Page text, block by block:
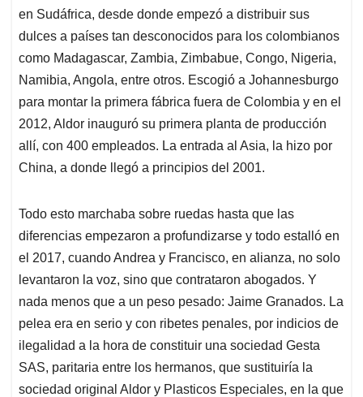
en Sudáfrica, desde donde empezó a distribuir sus
dulces a países tan desconocidos para los colombianos
como Madagascar, Zambia, Zimbabue, Congo, Nigeria,
Namibia, Angola, entre otros. Escogió a Johannesburgo
para montar la primera fábrica fuera de Colombia y en el
2012, Aldor inauguró su primera planta de producción
allí, con 400 empleados. La entrada al Asia, la hizo por
China, a donde llegó a principios del 2001.
Todo esto marchaba sobre ruedas hasta que las
diferencias empezaron a profundizarse y todo estalló en
el 2017, cuando Andrea y Francisco, en alianza, no solo
levantaron la voz, sino que contrataron abogados. Y
nada menos que a un peso pesado: Jaime Granados. La
pelea era en serio y con ribetes penales, por indicios de
ilegalidad a la hora de constituir una sociedad Gesta
SAS, paritaria entre los hermanos, que sustituiría la
sociedad original Aldor y Plasticos Especiales, en la que